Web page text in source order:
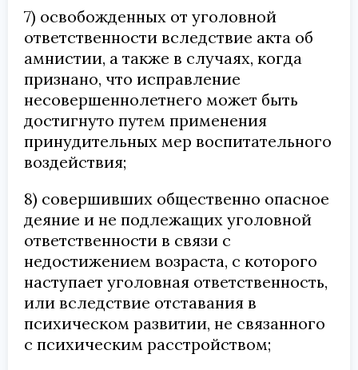
7) освобожденных от уголовной
ответственности вследствие акта об
амнистии, а также в случаях, когда
признано, что исправление
несовершеннолетнего может быть
достигнуто путем применения
принудительных мер воспитательного
воздействия;
8) совершивших общественно опасное
деяние и не подлежащих уголовной
ответственности в связи с
недостижением возраста, с которого
наступает уголовная ответственность,
или вследствие отставания в
психическом развитии, не связанного
с психическим расстройством;